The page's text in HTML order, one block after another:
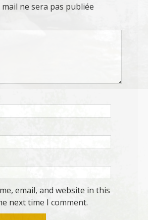
ne sera pas publiée
email, and website in this
next time I comment.